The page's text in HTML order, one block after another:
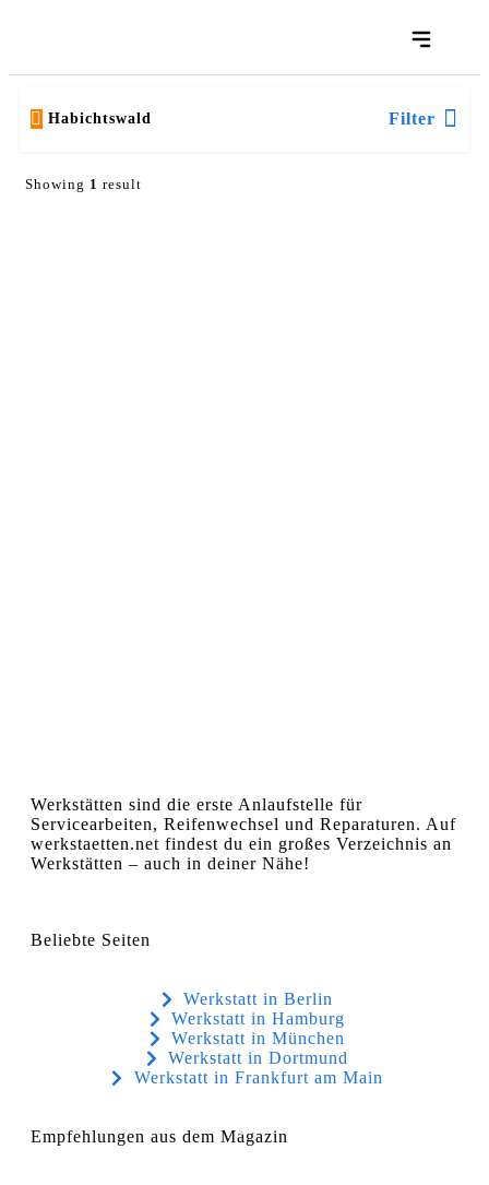
Habichtswald Filter
Showing 1 result
Werkstätten sind die erste Anlaufstelle für
Servicearbeiten, Reifenwechsel und Reparaturen. Auf
werkstaetten.net findest du ein großes Verzeichnis an
Werkstätten – auch in deiner Nähe!
Beliebte Seiten
Werkstatt in Berlin
Werkstatt in Hamburg
Werkstatt in München
Werkstatt in Dortmund
Werkstatt in Frankfurt am Main
Empfehlungen aus dem Magazin